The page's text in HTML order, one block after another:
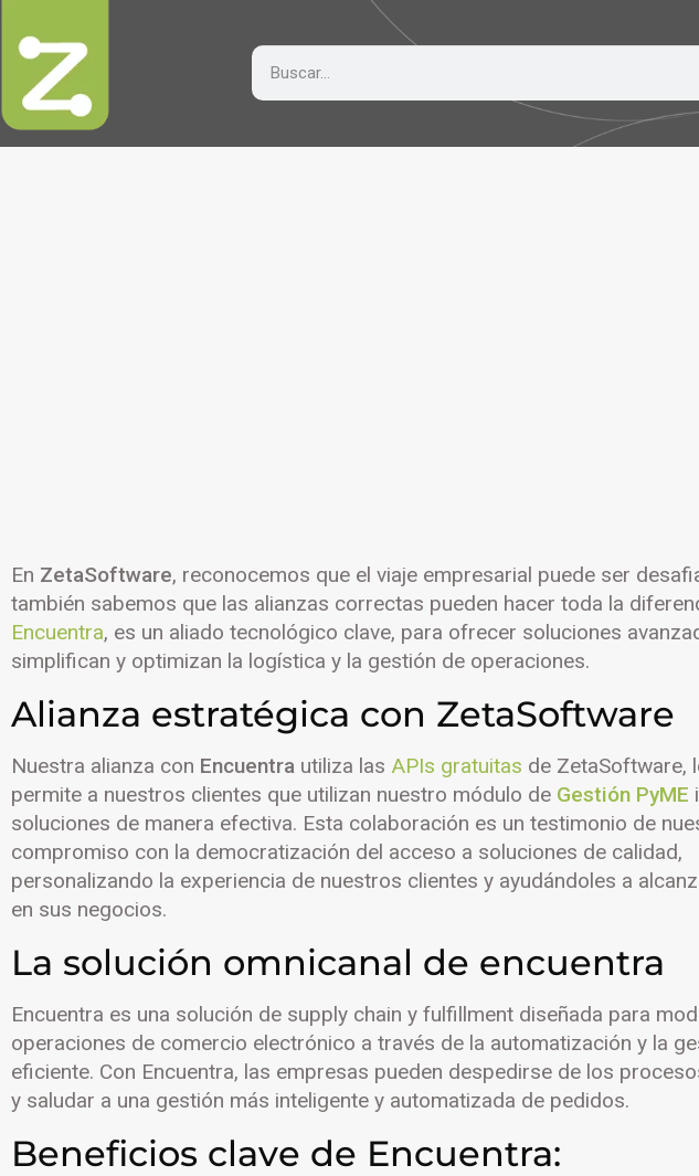
En ZetaSoftware, reconocemos que el viaje empresarial puede ser
también sabemos que las alianzas correctas pueden hacer toda la
Encuentra, es un aliado tecnológico clave, para ofrecer soluciones
simplifican y optimizan la logística y la gestión de operaciones.
Alianza estratégica con ZetaSoftware
Nuestra alianza con Encuentra utiliza las APIs gratuitas de ZetaSoftware,
permite a nuestros clientes que utilizan nuestro módulo de Gestión PyME
soluciones de manera efectiva. Esta colaboración es un testimonio de
compromiso con la democratización del acceso a soluciones de calidad,
personalizando la experiencia de nuestros clientes y ayudándoles a
en sus negocios.
La solución omnicanal de encuentra
Encuentra es una solución de supply chain y fulfillment diseñada para
operaciones de comercio electrónico a través de la automatización y la
eficiente. Con Encuentra, las empresas pueden despedirse de los
y saludar a una gestión más inteligente y automatizada de pedidos.
Beneficios clave de Encuentra: